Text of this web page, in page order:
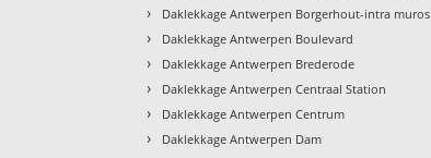
› Daklekkage Antwerpen Borgerhout-intra muros
› Daklekkage Antwerpen Boulevard
› Daklekkage Antwerpen Brederode
› Daklekkage Antwerpen Centraal Station
› Daklekkage Antwerpen Centrum
› Daklekkage Antwerpen Dam